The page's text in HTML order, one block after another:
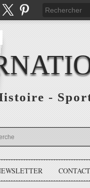
-
CONTACT